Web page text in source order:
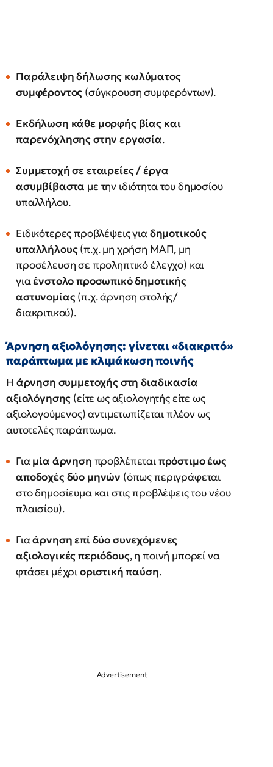
Παράλειψη δήλωσης κωλύματος
συμφέροντος (σύγκρουση συμφερόντων).
Εκδήλωση κάθε μορφής βίας και
παρενόχλησης στην εργασία.
Συμμετοχή σε εταιρείες / έργα
ασυμβίβαστα με την ιδιότητα του δημοσίου
υπαλλήλου.
Ειδικότερες προβλέψεις γιαδημοτικούς
υπαλλήλους(π.χ. μη χρήση ΜΑΠ, μη
προσέλευση σε προληπτικό έλεγχο) και
γιαένστολο προσωπικό δημοτικής
αστυνομίας(π.χ. άρνηση στολής/
διακριτικού).
Άρνηση αξιολόγησης: γίνεται «διακριτό»
παράπτωμα με κλιμάκωση ποινής
Η άρνηση συμμετοχής στη διαδικασία
αξιολόγησης (είτε ως αξιολογητής είτε ως
αξιολογούμενος) αντιμετωπίζεται πλέον ως
αυτοτελές παράπτωμα.
Γιαμία άρνηση προβλέπεταιπρόστιμο έως
αποδοχές δύο μηνών (όπως περιγράφεται
στο δημοσίευμα και στις προβλέψεις του νέου
πλαισίου).
Γιαάρνηση επί δύο συνεχόμενες
αξιολογικές περιόδους, η ποινή μπορεί να
φτάσει μέχριοριστική παύση.